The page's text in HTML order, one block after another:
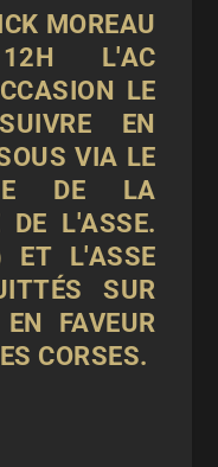
MOREAU
L'AC
LE
EN
VIA LE
DE LA
DE L'ASSE.
ET L'ASSE
SUR
FAVEUR
CORSES.